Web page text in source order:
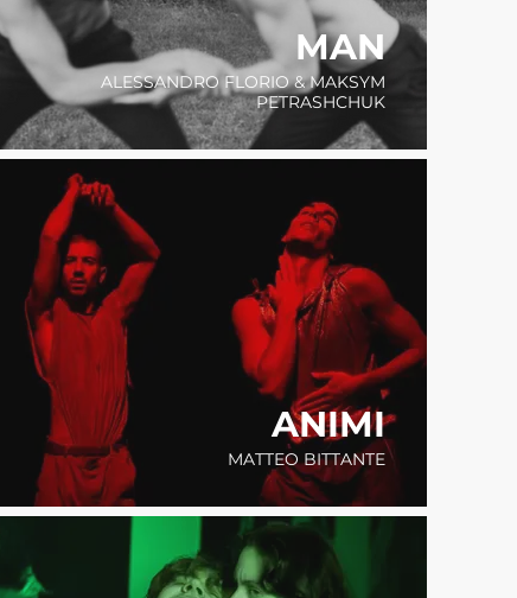
MAN
ALESSANDRO FLORIO & MAKSYM
PETRASHCHUK
ANIMI
MATTEO BITTANTE